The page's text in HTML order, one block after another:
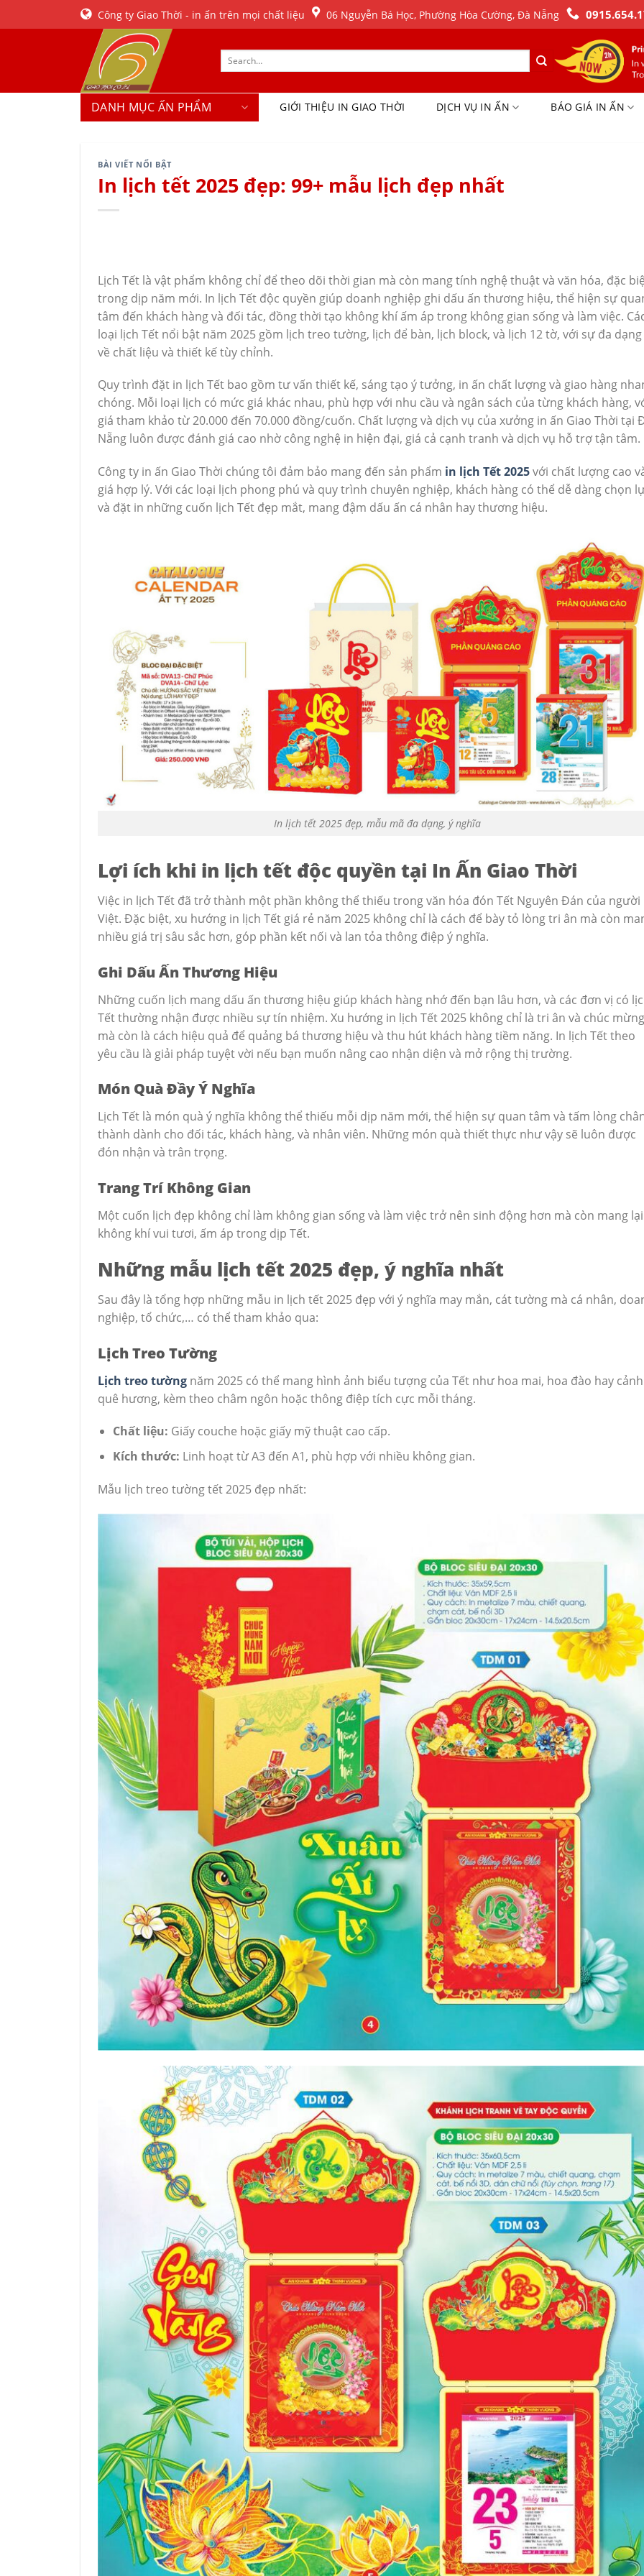
to
Công ty Giao Thời - in ấn trên mọi chất liệu 06 Nguyễn Bá Học, Phường Hòa Cường, Đà Nẵng
DANH MỤC ẤN PHẨM GIỚI THIỆU IN GIAO THỜI DỊCH VỤ IN ẤN BÁO GIÁ IN ẤN
BÀI VIẾT NỔI BẬT
In lịch tết 2025 đẹp: 99+ mẫu lịch đẹp nhất
Lịch Tết là vật phẩm không chỉ để theo dõi thời gian mà còn mang tính nghệ thuật và văn hóa, đặc
trong dịp năm mới. In lịch Tết độc quyền giúp doanh nghiệp ghi dấu ấn thương hiệu, thể hiện sự
tâm đến khách hàng và đối tác, đồng thời tạo không khí ấm áp trong không gian sống và làm việc.
loại lịch Tết nổi bật năm 2025 gồm lịch treo tường, lịch để bàn, lịch block, và lịch 12 tờ, với sự đa dạng
về chất liệu và thiết kế tùy chỉnh.
Quy trình đặt in lịch Tết bao gồm tư vấn thiết kế, sáng tạo ý tưởng, in ấn chất lượng và giao hàng
chóng. Mỗi loại lịch có mức giá khác nhau, phù hợp với nhu cầu và ngân sách của từng khách hàng,
giá tham khảo từ 20.000 đến 70.000 đồng/cuốn. Chất lượng và dịch vụ của xưởng in ấn Giao Thời tại
Nẵng luôn được đánh giá cao nhờ công nghệ in hiện đại, giá cả cạnh tranh và dịch vụ hỗ trợ tận tâm.
Công ty in ấn Giao Thời chúng tôi đảm bảo mang đến sản phẩm in lịch Tết 2025với chất lượng cao
giá hợp lý. Với các loại lịch phong phú và quy trình chuyên nghiệp, khách hàng có thể dễ dàng chọn
và đặt in những cuốn lịch Tết đẹp mắt, mang đậm dấu ấn cá nhân hay thương hiệu.
In lịch tết 2025 đẹp, mẫu mã đa dạng, ý nghĩa
Lợi ích khi in lịch tết độc quyền tại In Ấn Giao Thời
Việc in lịch Tết đã trở thành một phần không thể thiếu trong văn hóa đón Tết Nguyên Đán của người
Việt. Đặc biệt, xu hướng in lịch Tết giá rẻ năm 2025 không chỉ là cách để bày tỏ lòng tri ân mà còn
nhiều giá trị sâu sắc hơn, góp phần kết nối và lan tỏa thông điệp ý nghĩa.
Ghi Dấu Ấn Thương Hiệu
Những cuốn lịch mang dấu ấn thương hiệu giúp khách hàng nhớ đến bạn lâu hơn, và các đơn vị có
Tết thường nhận được nhiều sự tín nhiệm. Xu hướng in lịch Tết 2025 không chỉ là tri ân và chúc
mà còn là cách hiệu quả để quảng bá thương hiệu và thu hút khách hàng tiềm năng. In lịch Tết theo
yêu cầu là giải pháp tuyệt vời nếu bạn muốn nâng cao nhận diện và mở rộng thị trường.
Món Quà Đầy Ý Nghĩa
Lịch Tết là món quà ý nghĩa không thể thiếu mỗi dịp năm mới, thể hiện sự quan tâm và tấm lòng
thành dành cho đối tác, khách hàng, và nhân viên. Những món quà thiết thực như vậy sẽ luôn được
đón nhận và trân trọng.
Trang Trí Không Gian
Một cuốn lịch đẹp không chỉ làm không gian sống và làm việc trở nên sinh động hơn mà còn mang lại
không khí vui tươi, ấm áp trong dịp Tết.
Những mẫu lịch tết 2025 đẹp, ý nghĩa nhất
Sau đây là tổng hợp những mẫu in lịch tết 2025 đẹp với ý nghĩa may mắn, cát tường mà cá nhân,
nghiệp, tổ chức,… có thể tham khảo qua:
Lịch Treo Tường
Lịch treo tường năm 2025 có thể mang hình ảnh biểu tượng của Tết như hoa mai, hoa đào hay cảnh
quê hương, kèm theo châm ngôn hoặc thông điệp tích cực mỗi tháng.
Chất liệu: Giấy couche hoặc giấy mỹ thuật cao cấp.
Kích thước: Linh hoạt từ A3 đến A1, phù hợp với nhiều không gian.
Mẫu lịch treo tường tết 2025 đẹp nhất: